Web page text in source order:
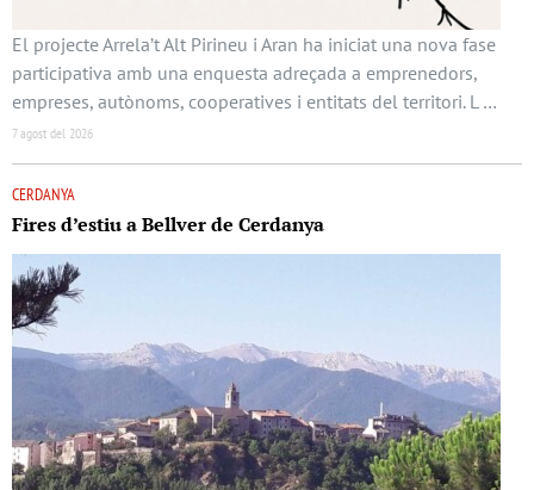
El projecte Arrela’t Alt Pirineu i Aran ha iniciat una nova fase
participativa amb una enquesta adreçada a emprenedors,
empreses, autònoms, cooperatives i entitats del territori. L …
7 agost del 2026
CERDANYA
Fires d’estiu a Bellver de Cerdanya